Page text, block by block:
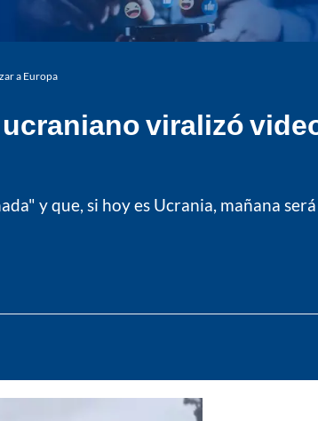
a Europa
viralizó
y que, si hoy es Ucrania, mañana